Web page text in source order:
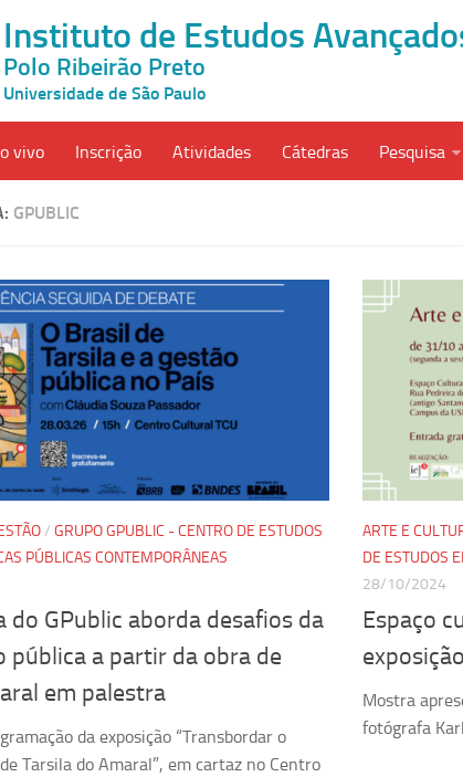
Instituto de Estudos
Polo Ribeirão Preto
Universidade de São Paulo
vivo Inscrição Atividades Cátedras Pesquisa
GPUBLIC
/ GRUPO GPUBLIC - CENTRO DE ESTUDOS
PÚBLICAS CONTEMPORÂNEAS
do GPublic aborda desafios da
pública a partir da obra de
em palestra
da exposição “Transbordar o
Tarsila do Amaral”, em cartaz no Centro
ARTE E
DE ESTUDOS
28/10/2024
Espaço
Mostra
fotógrafa